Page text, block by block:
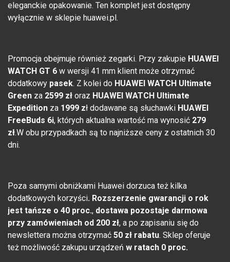
eleganckie opakowanie. Ten komplet jest dostępny
wyłącznie w sklepie huawei.pl.
Promocja obejmuje również zegarki. Przy zakupie HUAWEI
WATCH GT 6 w wersji 41 mm klient może otrzymać
dodatkowy pasek. Z kolei do HUAWEI WATCH Ultimate
Green za 2599 zł oraz HUAWEI WATCH Ultimate
Expedition za 1999 zł dodawane są słuchawki HUAWEI
FreeBuds 6i, których aktualna wartość ma wynosić 279
zł.W obu przypadkach są to najniższe ceny z ostatnich 30
dni.
Poza samymi obniżkami Huawei dorzuca też kilka
dodatkowych korzyści. Rozszerzenie gwarancji o rok
jest tańsze o 40 proc., dostawa pozostaje darmowa
przy zamówieniach od 200 zł, a po zapisaniu się do
newslettera można otrzymać 50 zł rabatu. Sklep oferuje
też możliwość zakupu urządzeń w ratach 0 proc.